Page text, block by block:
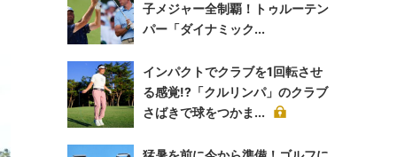
子メジャー全制覇！トゥルーテン
パー「ダイナミック...
インパクトでクラブを1回転させ
る感覚!?「クルリンパ」のクラブ
さばきで球をつかま...